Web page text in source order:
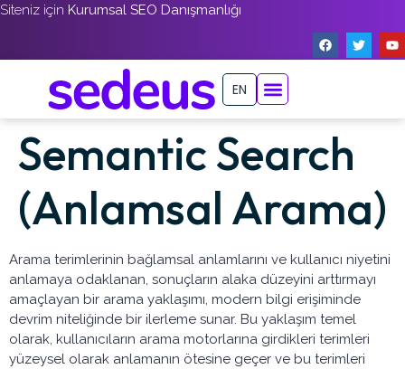
Siteniz için Kurumsal SEO Danışmanlığı
EN
Semantic Search
(Anlamsal Arama)
Arama terimlerinin bağlamsal anlamlarını ve kullanıcı niyetini
anlamaya odaklanan, sonuçların alaka düzeyini arttırmayı
amaçlayan bir arama yaklaşımı, modern bilgi erişiminde
devrim niteliğinde bir ilerleme sunar. Bu yaklaşım temel
olarak, kullanıcıların arama motorlarına girdikleri terimleri
yüzeysel olarak anlamanın ötesine geçer ve bu terimleri